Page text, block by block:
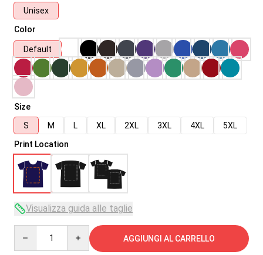
Unisex
Color
Default
Size
S
M L XL 2XL 3XL 4XL
5XL
Print Location
Visualizza guida alle taglie
AGGIUNGI AL CARRELLO